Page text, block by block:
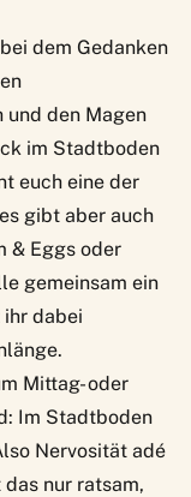
dem Gedanken
und den Magen
im Stadtboden
euch eine der
gibt aber auch
& Eggs oder
gemeinsam ein
dabei
Mittag- oder
Im Stadtboden
Nervosität adé
nur ratsam,